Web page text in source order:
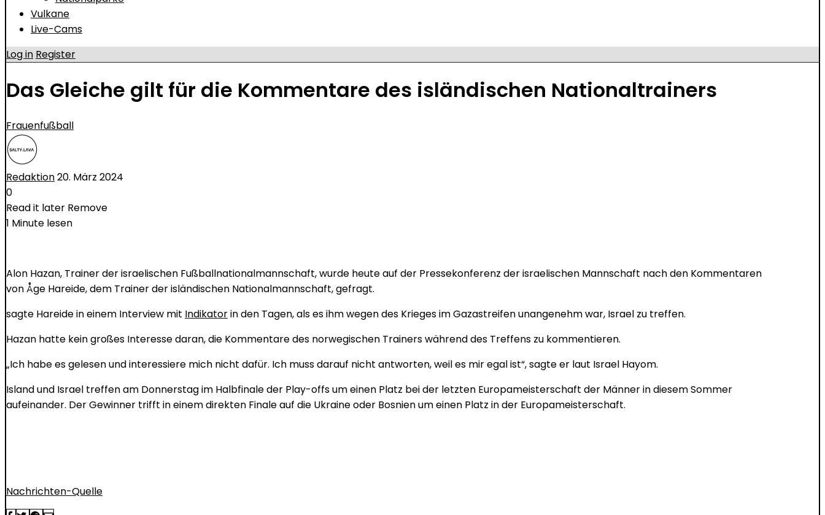
Vulkane
Live-Cams
Log in Register
Das Gleiche gilt für die Kommentare des isländischen Nationaltrainers
Frauenfußball
Redaktion20. März 2024
0
Read it later Remove
1 Minute lesen
Alon Hazan, Trainer der israelischen Fußballnationalmannschaft, wurde heute auf der Pressekonferenz der israelischen Mannschaft nach den Kommentaren
von Åge Hareide, dem Trainer der isländischen Nationalmannschaft, gefragt.
sagte Hareide in einem Interview mit Indikatorin den Tagen, als es ihm wegen des Krieges im Gazastreifen unangenehm war, Israel zu treffen.
Hazan hatte kein großes Interesse daran, die Kommentare des norwegischen Trainers während des Treffens zu kommentieren.
„Ich habe es gelesen und interessiere mich nicht dafür. Ich muss darauf nicht antworten, weil es mir egal ist“, sagte er laut Israel Hayom.
Island und Israel treffen am Donnerstag im Halbfinale der Play-offs um einen Platz bei der letzten Europameisterschaft der Männer in diesem Sommer
aufeinander. Der Gewinner trifft in einem direkten Finale auf die Ukraine oder Bosnien um einen Platz in der Europameisterschaft.
Nachrichten-Quelle